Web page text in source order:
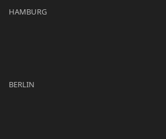
HAMBURG
BERLIN